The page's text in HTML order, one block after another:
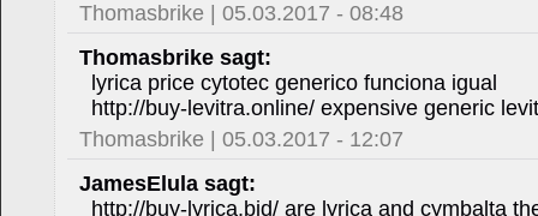
Thomasbrike | 05.03.2017 - 08:48
Thomasbrike sagt:
lyrica price cytotec generico funciona igual
http://buy-levitra.online/ expensive generic
Thomasbrike | 05.03.2017 - 12:07
JamesElula sagt:
http://buy-lyrica.bid/ are lyrica and cymbalta